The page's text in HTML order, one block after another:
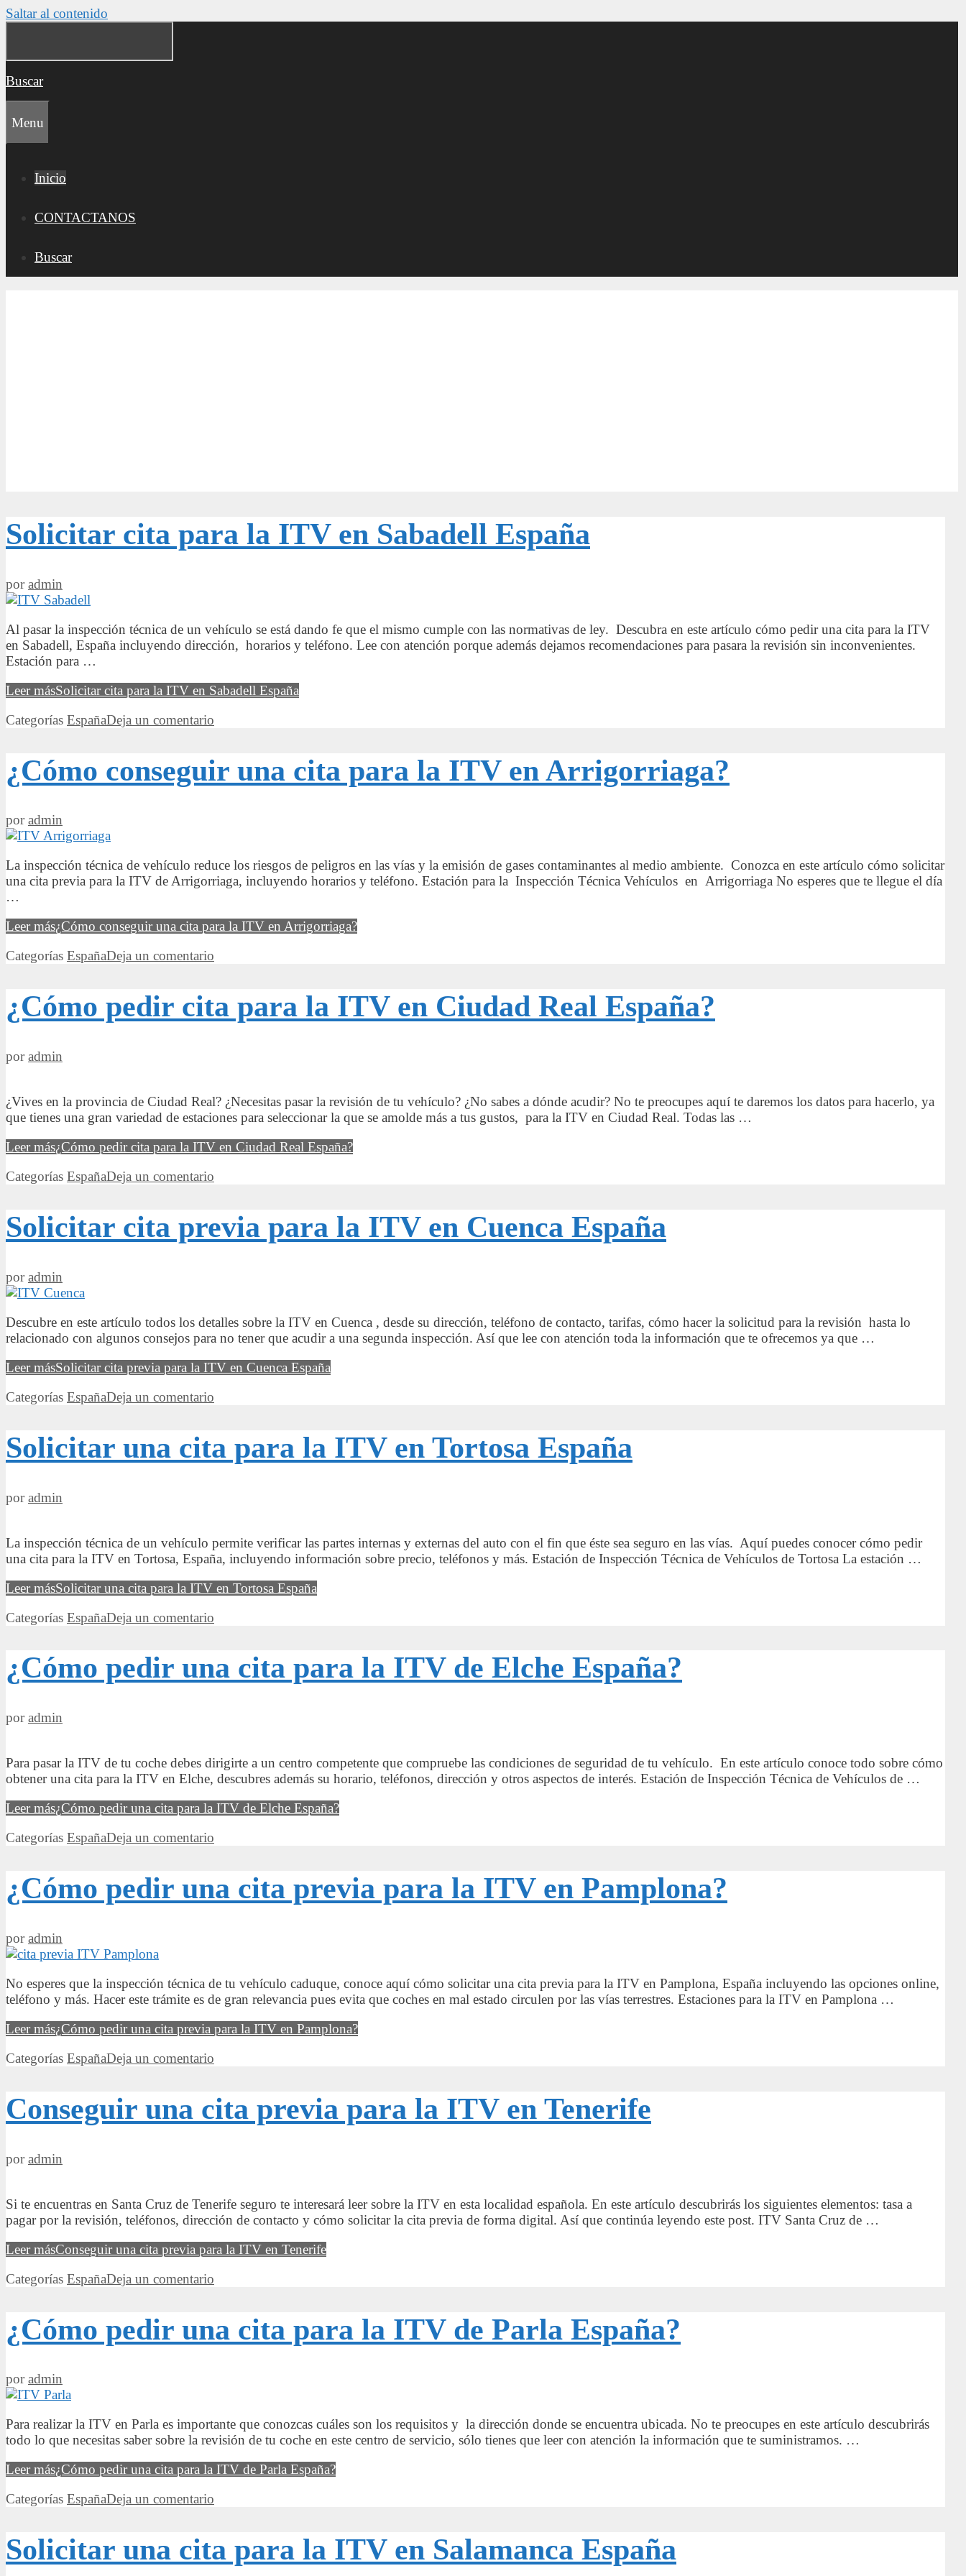
Saltar al contenido
Buscar
Menu
Inicio
CONTACTANOS
Buscar
Solicitar cita para la ITV en Sabadell España
poradmin
Al pasar la inspección técnica de un vehículo se está dando fe que el mismo cumple con las normativas de ley. Descubra en este artículo cómo pedir una cita para la ITV
en Sabadell, España incluyendo dirección, horarios y teléfono. Lee con atención porque además dejamos recomendaciones para pasara la revisión sin inconvenientes.
Estación para …
Leer másSolicitar cita para la ITV en Sabadell España
Categorías EspañaDeja un comentario
¿Cómo conseguir una cita para la ITV en Arrigorriaga?
poradmin
La inspección técnica de vehículo reduce los riesgos de peligros en las vías y la emisión de gases contaminantes al medio ambiente. Conozca en este artículo cómo solicitar
una cita previa para la ITV de Arrigorriaga, incluyendo horarios y teléfono. Estación para la Inspección Técnica Vehículos en Arrigorriaga No esperes que te llegue el día
…
Leer más¿Cómo conseguir una cita para la ITV en Arrigorriaga?
Categorías EspañaDeja un comentario
¿Cómo pedir cita para la ITV en Ciudad Real España?
poradmin
¿Vives en la provincia de Ciudad Real? ¿Necesitas pasar la revisión de tu vehículo? ¿No sabes a dónde acudir? No te preocupes aquí te daremos los datos para hacerlo, ya
que tienes una gran variedad de estaciones para seleccionar la que se amolde más a tus gustos, para la ITV en Ciudad Real. Todas las …
Leer más¿Cómo pedir cita para la ITV en Ciudad Real España?
Categorías EspañaDeja un comentario
Solicitar cita previa para la ITV en Cuenca España
poradmin
Descubre en este artículo todos los detalles sobre la ITV en Cuenca , desde su dirección, teléfono de contacto, tarifas, cómo hacer la solicitud para la revisión hasta lo
relacionado con algunos consejos para no tener que acudir a una segunda inspección. Así que lee con atención toda la información que te ofrecemos ya que …
Leer másSolicitar cita previa para la ITV en Cuenca España
Categorías EspañaDeja un comentario
Solicitar una cita para la ITV en Tortosa España
poradmin
La inspección técnica de un vehículo permite verificar las partes internas y externas del auto con el fin que éste sea seguro en las vías. Aquí puedes conocer cómo pedir
una cita para la ITV en Tortosa, España, incluyendo información sobre precio, teléfonos y más. Estación de Inspección Técnica de Vehículos de Tortosa La estación …
Leer másSolicitar una cita para la ITV en Tortosa España
Categorías EspañaDeja un comentario
¿Cómo pedir una cita para la ITV de Elche España?
poradmin
Para pasar la ITV de tu coche debes dirigirte a un centro competente que compruebe las condiciones de seguridad de tu vehículo. En este artículo conoce todo sobre cómo
obtener una cita para la ITV en Elche, descubres además su horario, teléfonos, dirección y otros aspectos de interés. Estación de Inspección Técnica de Vehículos de …
Leer más¿Cómo pedir una cita para la ITV de Elche España?
Categorías EspañaDeja un comentario
¿Cómo pedir una cita previa para la ITV en Pamplona?
poradmin
No esperes que la inspección técnica de tu vehículo caduque, conoce aquí cómo solicitar una cita previa para la ITV en Pamplona, España incluyendo las opciones online,
teléfono y más. Hacer este trámite es de gran relevancia pues evita que coches en mal estado circulen por las vías terrestres. Estaciones para la ITV en Pamplona …
Leer más¿Cómo pedir una cita previa para la ITV en Pamplona?
Categorías EspañaDeja un comentario
Conseguir una cita previa para la ITV en Tenerife
poradmin
Si te encuentras en Santa Cruz de Tenerife seguro te interesará leer sobre la ITV en esta localidad española. En este artículo descubrirás los siguientes elementos: tasa a
pagar por la revisión, teléfonos, dirección de contacto y cómo solicitar la cita previa de forma digital. Así que continúa leyendo este post. ITV Santa Cruz de …
Leer másConseguir una cita previa para la ITV en Tenerife
Categorías EspañaDeja un comentario
¿Cómo pedir una cita para la ITV de Parla España?
poradmin
Para realizar la ITV en Parla es importante que conozcas cuáles son los requisitos y la dirección donde se encuentra ubicada. No te preocupes en este artículo descubrirás
todo lo que necesitas saber sobre la revisión de tu coche en este centro de servicio, sólo tienes que leer con atención la información que te suministramos. …
Leer más¿Cómo pedir una cita para la ITV de Parla España?
Categorías EspañaDeja un comentario
Solicitar una cita para la ITV en Salamanca España